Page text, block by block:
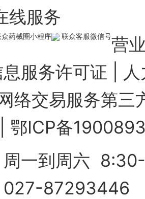
线服务
众药械圈小程序 联众客服微信号营
服务许可证
络交易服务第
鄂ICP备
周一到周六
027-87293446